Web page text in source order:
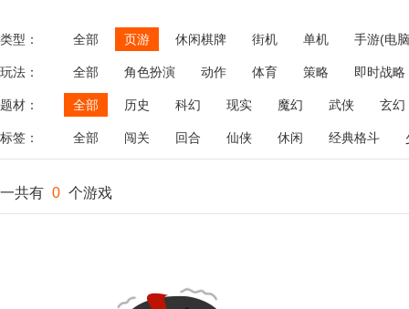
类型： 全部 页游 休闲棋牌 街机 单机 手游(电
玩法： 全部 角色扮演 动作 体育 策略
即时战略
飞行
恋爱 第三人称射击 棋类 牌类 麻将
题材： 全部 历史 科幻 现实 魔幻 武侠 玄幻
标签： 全部 闯关 回合 仙侠 休闲 经典格斗
一共有 0 个游戏